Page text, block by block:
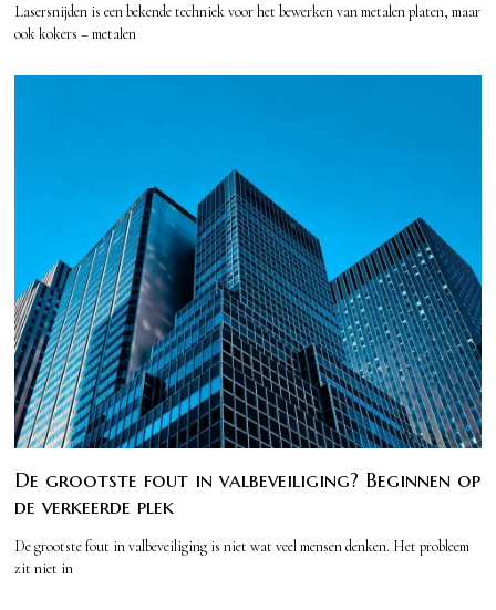
Lasersnijden is een bekende techniek voor het bewerken van metalen platen, maar
ook kokers – metalen
De grootste fout in valbeveiliging? Beginnen op
de verkeerde plek
De grootste fout in valbeveiliging is niet wat veel mensen denken. Het probleem
zit niet in